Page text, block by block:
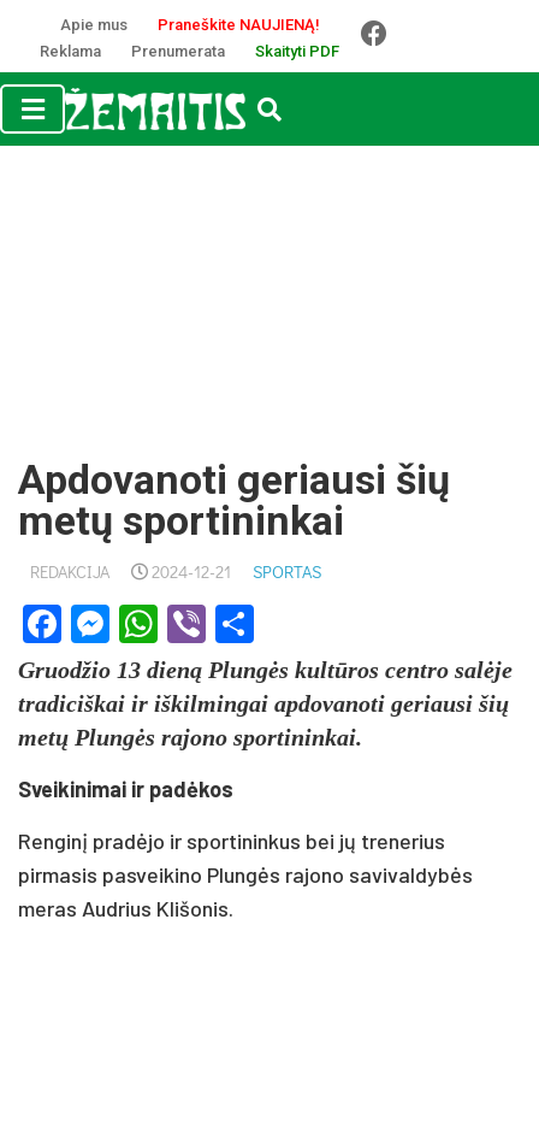
Apie mus
Praneškite NAUJIENĄ!
Reklama
Prenumerata Skaityti PDF
Apdovanoti geriausi šių
metų sportininkai
REDAKCIJA 2024-12-21 SPORTAS
Facebook
Messenger
WhatsApp
Viber
Gruodžio 13 dieną Plungės kultūros centro salėje
tradiciškai ir iškilmingai apdovanoti geriausi šių
metų Plungės rajono sportininkai.
Sveikinimai ir padėkos
Renginį pradėjo ir sportininkus bei jų trenerius
pirmasis pasveikino Plungės rajono savivaldybės
meras Audrius Klišonis.